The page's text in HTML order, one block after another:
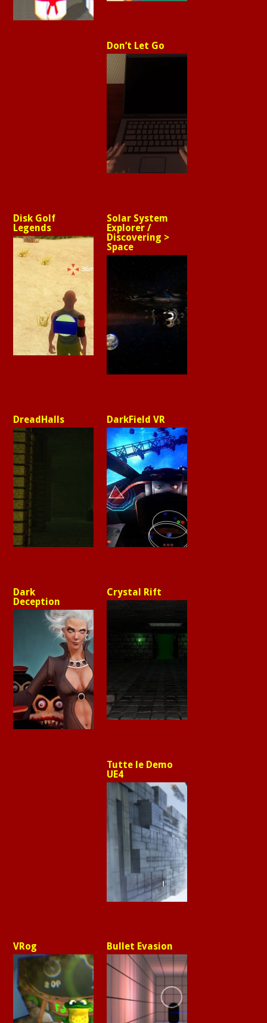
Don’t Let Go
Disk Golf
Legends
Solar System
Explorer /
Discovering >
Space
DreadHalls DarkField VR
Dark
Deception
Crystal Rift
Tutte le Demo
UE4
VRog Bullet Evasion